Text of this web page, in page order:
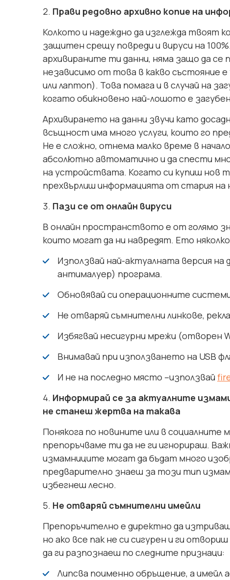
Прави редовно архивно копие на
Колкото и надеждно да изглежда твоят
защитен срещу повреди и вируси на
архивираните ти данни, няма защо да се
независимо от това в какво
или лаптоп). Това помага и в случай на
когато обикновено най-лошото е
Архивирането на данни звучи като
всъщност има много услуги, които го
Не е сложно, отнема малко време в
абсолютно автоматично и да спести
на устройствата. Когато си купиш нов
прехвърлиш информацията от стария на
Пази се от онлайн вируси
В онлайн пространството е от голямо
които могат да ни навредят. Ето
Използвай най-актуалната версия на
антималуер) програма.
Обновявай си операционните
Не отваряй съмнителни линкове,
Избягвай несигурни мрежи (отворен
Внимавай при използването на USB
И не на последно място –използвай
Информирай се за актуалните
не станеш жертва на такава
Понякога по новините или в социалните
препоръчваме ти да не ги игнорираш.
измамниците могат да бъдат много
предварително знаеш за този тип
избегнеш лесно.
Не отваряй съмнителни имейли
Препоръчително е директно да
но ако все пак не си сигурен и ги
да ги разпознаеш по следните признаци:
Липсва поименно обръщение, а